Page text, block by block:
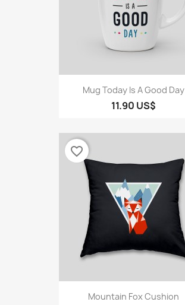
Mug Today Is A Good Day
11.90 US$
Mountain Fox Cushion
favorite_border